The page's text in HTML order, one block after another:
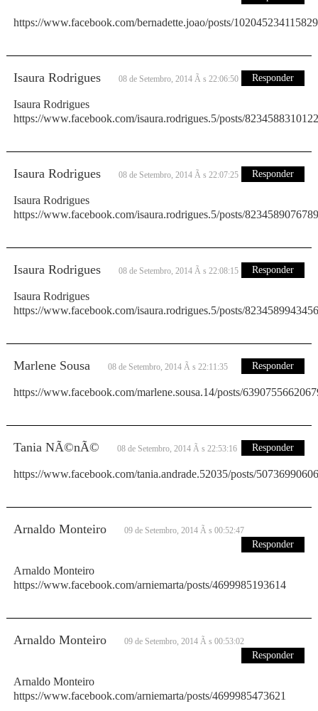
https://www.facebook.com/bernadette.joao/posts/
Isaura Rodrigues 08 de Setembro, 2014 Ã s 22:06:50 Responder
Isaura Rodrigues
https://www.facebook.com/isaura.rodrigues.5/posts/
Isaura Rodrigues 08 de Setembro, 2014 Ã s 22:07:25 Responder
Isaura Rodrigues
https://www.facebook.com/isaura.rodrigues.5/posts/
Isaura Rodrigues 08 de Setembro, 2014 Ã s 22:08:15 Responder
Isaura Rodrigues
https://www.facebook.com/isaura.rodrigues.5/posts/
Marlene Sousa 08 de Setembro, 2014 Ã s 22:11:35 Responder
https://www.facebook.com/marlene.sousa.14/posts/
Tania NÃ©nÃ© 08 de Setembro, 2014 Ã s 22:53:16 Responder
https://www.facebook.com/tania.andrade.52035/posts/
Arnaldo Monteiro 09 de Setembro, 2014 Ã s 00:52:47
Responder
Arnaldo Monteiro
https://www.facebook.com/arniemarta/posts/4699985193614
Arnaldo Monteiro 09 de Setembro, 2014 Ã s 00:53:02
Responder
Arnaldo Monteiro
https://www.facebook.com/arniemarta/posts/4699985473621